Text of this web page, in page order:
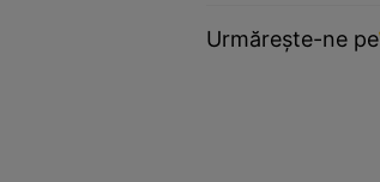
Urmărește-ne pe